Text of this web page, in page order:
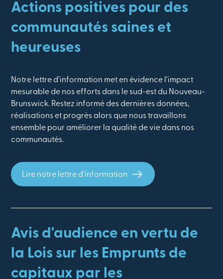
Actions positives pour des
communautés saines et
heureuses
Notre lettre d'information met en évidence l'impact
mesurable de nos efforts dans le sud-est du Nouveau-
Brunswick. Restez informé des dernières données,
réalisations et progrès alors que nous travaillons
ensemble pour améliorer la qualité de vie dans nos
communautés.
Lire notre lettre d'information
Avis d'audience en vertu de
la Lois sur les Emprunts de
capitaux par les